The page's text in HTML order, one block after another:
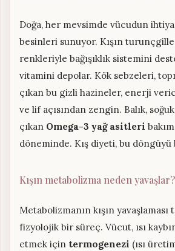
Doğa, her mevsimde vücudun
besinleri sunuyor. Kışın
renkleriyle bağışıklık sistemini
vitamini depolar. Kök sebzeleri,
çıkan bu gizli hazineler, enerji
ve lif açısından zengin. Balık,
çıkan Omega-3 yağ asitleri
döneminde. Kış diyeti, bu
Kışın metabolizma neden yavaşlar?
Metabolizmanın kışın yavaşlaması
fizyolojik bir süreç. Vücut, ısı
etmek için termogenezi (ısı